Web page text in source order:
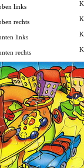
links
rechts
links
rechts